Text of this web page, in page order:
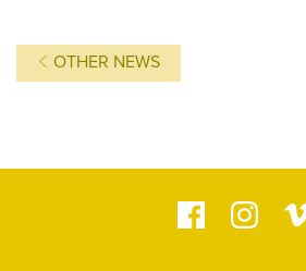
OTHER NEWS